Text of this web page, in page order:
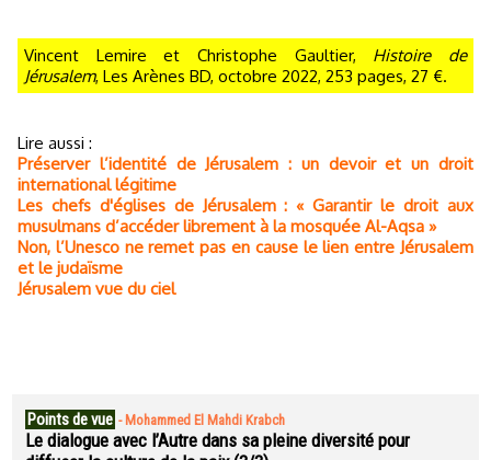
Vincent Lemire et Christophe Gaultier, Histoire de
Jérusalem, Les Arènes BD, octobre 2022, 253 pages, 27 €.
Lire aussi :
Préserver l’identité de Jérusalem : un devoir et un droit
international légitime
Les chefs d'églises de Jérusalem : « Garantir le droit aux
musulmans d’accéder librement à la mosquée Al-Aqsa »
Non, l’Unesco ne remet pas en cause le lien entre Jérusalem
et le judaïsme
Jérusalem vue du ciel
Points de vue - Mohammed El Mahdi Krabch
Le dialogue avec l’Autre dans sa pleine diversité pour